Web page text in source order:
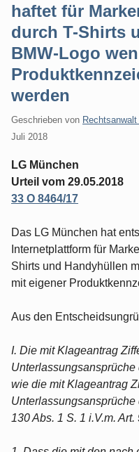
haftet für
durch T-Shirts
BMW-Logo
werden
Geschrieben von
Juli 2018
LG München
Urteil vom 29.05.2018
33 O 8464/17
Das LG München hat
Internetplattform für
Shirts und Handyhüllen
mit eigener
Aus den
I. Die mit Klageantrag
wie die mit Klageantrag
130 Abs. 1 S. 1 i.V.m.